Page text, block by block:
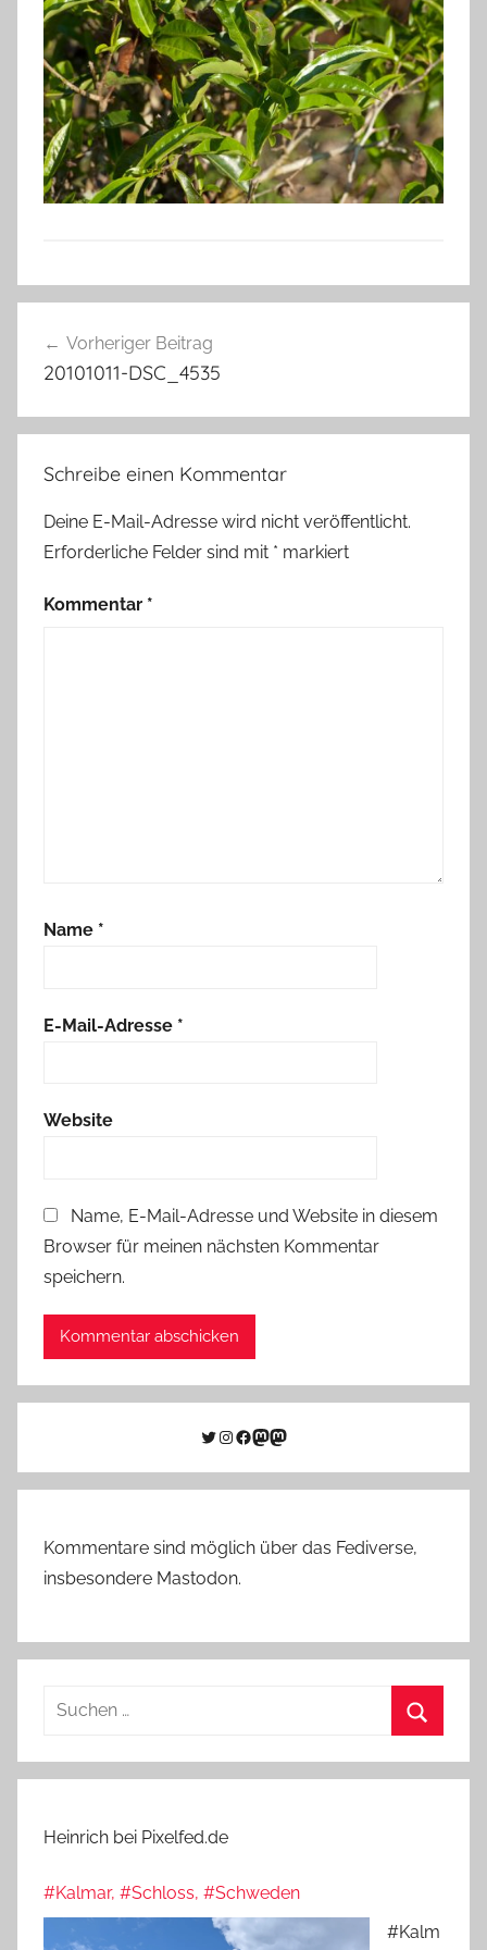
Vorheriger Beitrag
20101011-DSC_4535
Schreibe einen Kommentar
Deine E-Mail-Adresse wird nicht veröffentlicht.
Erforderliche Felder sind mit * markiert
Kommentar *
Name *
E-Mail-Adresse *
Website
Name, E-Mail-Adresse und Website in diesem
Browser für meinen nächsten Kommentar
speichern.
Twitter
Instagram
Facebook
Link zu Mastodon
Mastodon
Kommentare sind möglich über das Fediverse,
insbesondere Mastodon.
Suchen
Heinrich bei Pixelfed.de
#Kalmar, #Schloss, #Schweden
#Kalm